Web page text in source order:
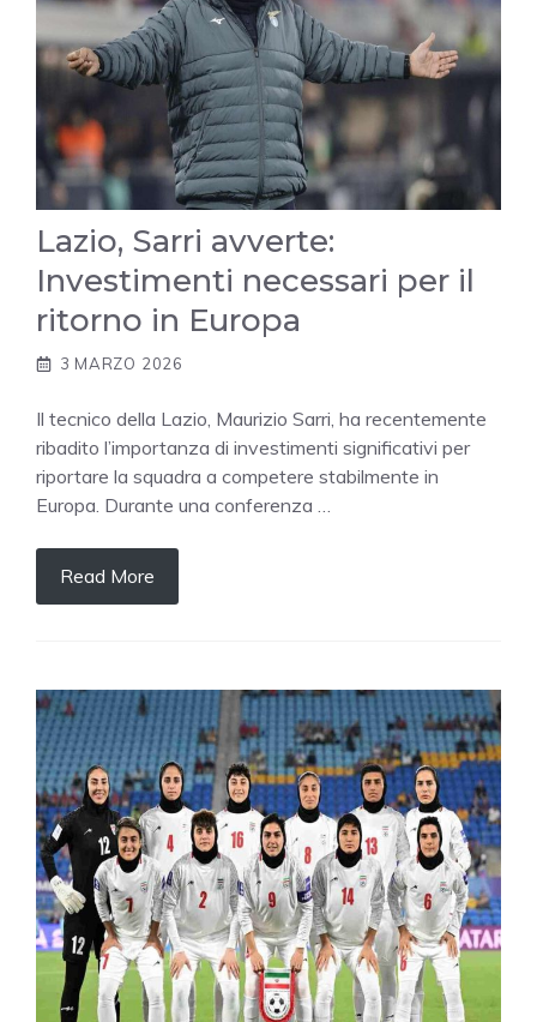
Lazio, Sarri avverte:
Investimenti necessari per il
ritorno in Europa
3 MARZO 2026
Il tecnico della Lazio, Maurizio Sarri, ha recentemente
ribadito l’importanza di investimenti significativi per
riportare la squadra a competere stabilmente in
Europa. Durante una conferenza …
Read More